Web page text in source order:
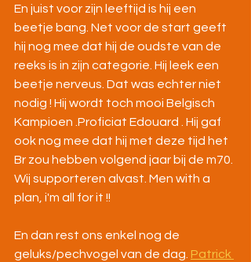
En juist voor zijn leeftijd is hij een
beetje bang. Net voor de start geeft
hij nog mee dat hij de oudste van de
reeks is in zijn categorie. Hij leek een
beetje nerveus. Dat was echter niet
nodig ! Hij wordt toch mooi Belgisch
Kampioen .Proficiat Edouard . Hij gaf
ook nog mee dat hij met deze tijd het
Br zou hebben volgend jaar bij de m70.
Wij supporteren alvast. Men with a
plan, i'm all for it !!
En dan rest ons enkel nog de
geluks/pechvogel van de dag. Patrick